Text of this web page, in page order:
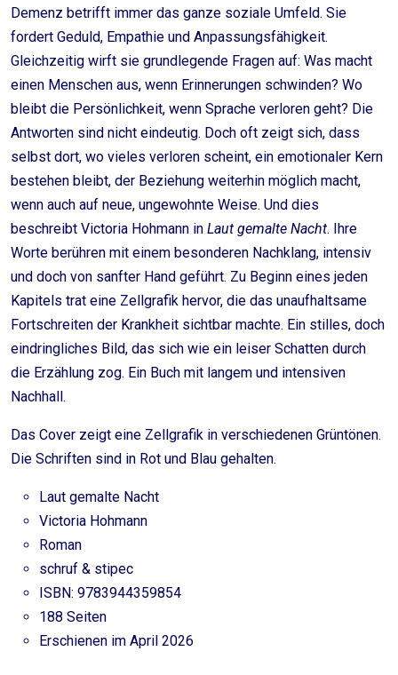
Demenz betrifft immer das ganze soziale Umfeld. Sie
fordert Geduld, Empathie und Anpassungsfähigkeit.
Gleichzeitig wirft sie grundlegende Fragen auf: Was macht
einen Menschen aus, wenn Erinnerungen schwinden? Wo
bleibt die Persönlichkeit, wenn Sprache verloren geht? Die
Antworten sind nicht eindeutig. Doch oft zeigt sich, dass
selbst dort, wo vieles verloren scheint, ein emotionaler Kern
bestehen bleibt, der Beziehung weiterhin möglich macht,
wenn auch auf neue, ungewohnte Weise. Und dies
beschreibt Victoria Hohmann in Laut gemalte Nacht. Ihre
Worte berühren mit einem besonderen Nachklang, intensiv
und doch von sanfter Hand geführt. Zu Beginn eines jeden
Kapitels trat eine Zellgrafik hervor, die das unaufhaltsame
Fortschreiten der Krankheit sichtbar machte. Ein stilles, doch
eindringliches Bild, das sich wie ein leiser Schatten durch
die Erzählung zog. Ein Buch mit langem und intensiven
Nachhall.
Das Cover zeigt eine Zellgrafik in verschiedenen Grüntönen.
Die Schriften sind in Rot und Blau gehalten.
Laut gemalte Nacht
Victoria Hohmann
Roman
schruf & stipec
ISBN: 9783944359854
188 Seiten
Erschienen im April 2026